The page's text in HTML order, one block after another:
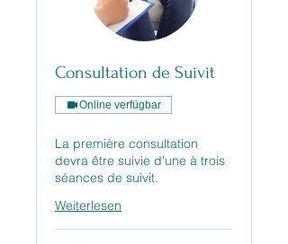
Consultation de Suivit
Online verfügbar
La première consultation
devra être suivie d'une à trois
séances de suivit.
Weiterlesen